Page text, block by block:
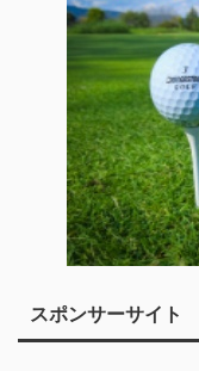
スポンサーサイト